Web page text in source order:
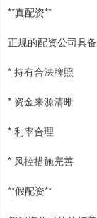
**真配资**
正规的配资公司具
* 持有合法牌照
* 资金来源清晰
* 利率合理
* 风控措施完善
**假配资**